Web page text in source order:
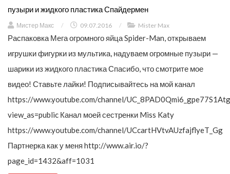
пузыри и жидкого пластика Спайдермен
Мистер Макс / 09.07.2016 / Mister Max
Распаковка Мега огромного яйца Spider-Man, открываем
игрушки фигурки из мультика, надуваем огромные пузыри —
шарики из жидкого пластика Спасибо, что смотрите мое
видео! Ставьте лайки! Подписывайтесь на мой канал
https://www.youtube.com/channel/
view_as=public Канал моей сестренки Miss Katy
https://www.youtube.com/channel/UCcartHVtvAUzfajflyeT_Gg
Партнерка как у меня http://www.air.io/?
page_id=1432&aff=1031